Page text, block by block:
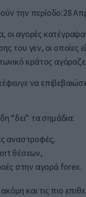
την περίοδο:28
οι αγορές
του γεν, οι οποίες
κράτος
να
“δει” τα σημάδια:
αναστροφές,
θέσεων,
στην αγορά forex.
και τις πιο